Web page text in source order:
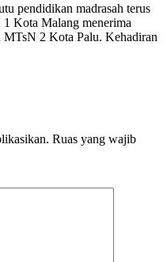
pendidikan madrasah terus
Kota Malang menerima
2 Kota Palu. Kehadiran
Ruas yang wajib